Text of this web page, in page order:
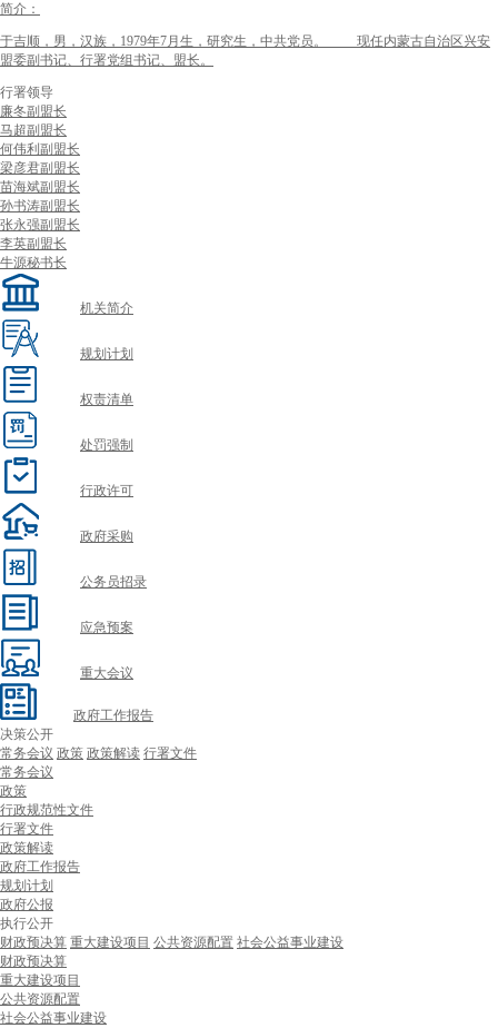
简介：
于吉顺，男，汉族，1979年7月生，研究生，中共党员。 现任内蒙古自治区兴安
盟委副书记、行署党组书记、盟长。
行署领导
廉冬副盟长
马超副盟长
何伟利 副盟长
梁彦君副盟长
苗海斌副盟长
孙书涛副盟长
张永强副盟长
李英副盟长
牛源秘书长
机关简介
规划计划
权责清单
处罚强制
行政许可
政府采购
公务员招录
应急预案
重大会议
政府工作报告
决策公开
常务会议 政策 政策解读 行署文件
常务会议
政策
行政规范性文件
行署文件
政策解读
政府工作报告
规划计划
政府公报
执行公开
财政预决算 重大建设项目 公共资源配置 社会公益事业建设
财政预决算
重大建设项目
公共资源配置
社会公益事业建设